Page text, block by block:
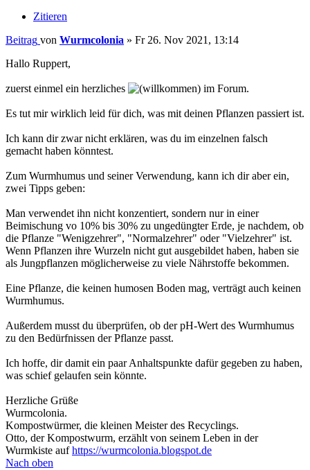
Zitieren
Beitrag von Wurmcolonia » Fr 26. Nov 2021, 13:14
Hallo Ruppert,
zuerst einmel ein herzliches im Forum.
Es tut mir wirklich leid für dich, was mit deinen Pflanzen passiert ist.
Ich kann dir zwar nicht erklären, was du im einzelnen falsch
gemacht haben könntest.
Zum Wurmhumus und seiner Verwendung, kann ich dir aber ein,
zwei Tipps geben:
Man verwendet ihn nicht konzentiert, sondern nur in einer
Beimischung vo 10% bis 30% zu ungedüngter Erde, je nachdem, ob
die Pflanze "Wenigzehrer", "Normalzehrer" oder "Vielzehrer" ist.
Wenn Pflanzen ihre Wurzeln nicht gut ausgebildet haben, haben sie
als Jungpflanzen möglicherweise zu viele Nährstoffe bekommen.
Eine Pflanze, die keinen humosen Boden mag, verträgt auch keinen
Wurmhumus.
Außerdem musst du überprüfen, ob der pH-Wert des Wurmhumus
zu den Bedürfnissen der Pflanze passt.
Ich hoffe, dir damit ein paar Anhaltspunkte dafür gegeben zu haben,
was schief gelaufen sein könnte.
Herzliche Grüße
Wurmcolonia.
Kompostwürmer, die kleinen Meister des Recyclings.
Otto, der Kompostwurm, erzählt von seinem Leben in der
Wurmkiste aufhttps://wurmcolonia.blogspot.de
Nach oben